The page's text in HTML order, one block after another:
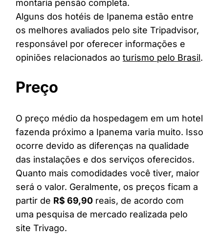
montaria pensão completa.
Alguns dos hotéis de Ipanema estão entre
os melhores avaliados pelo site Tripadvisor,
responsável por oferecer informações e
opiniões relacionados ao turismo pelo Brasil.
Preço
O preço médio da hospedagem em um hotel
fazenda próximo a Ipanema varia muito. Isso
ocorre devido as diferenças na qualidade
das instalações e dos serviços oferecidos.
Quanto mais comodidades você tiver, maior
será o valor. Geralmente, os preços ficam a
partir de R$ 69,90 reais, de acordo com
uma pesquisa de mercado realizada pelo
site Trivago.